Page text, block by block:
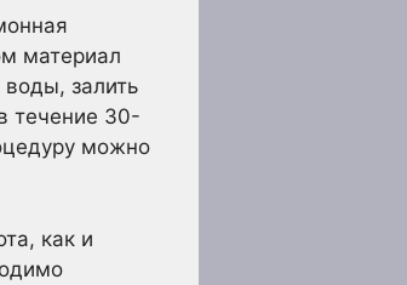
материал
залить
течение 30-
можно
как и